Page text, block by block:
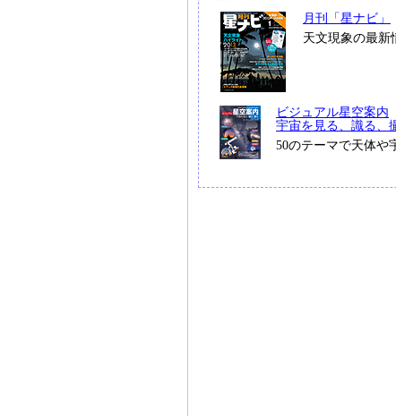
月刊「星ナビ」
天文現象の最新
ビジュアル星空案内
宇宙を見る、識る、
50のテーマで天体や